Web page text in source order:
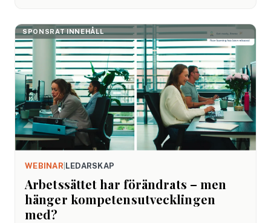
internationella studier inom HR- och ledarskap.
SPONSRAT INNEHÅLL
WEBINAR LEDARSKAP
Arbetssättet har förändrats – men
hänger kompetensutvecklingen
med?